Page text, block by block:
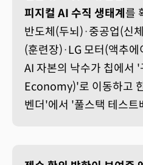
피지컬 AI 수직 생태계 를
반도체(두뇌)·중공업(신
(훈련장)·LG 모터(액추
AI 자본의 낙수가 칩에서
Economy)'로 이동하고
벤더'에서 '풀스택 테스트